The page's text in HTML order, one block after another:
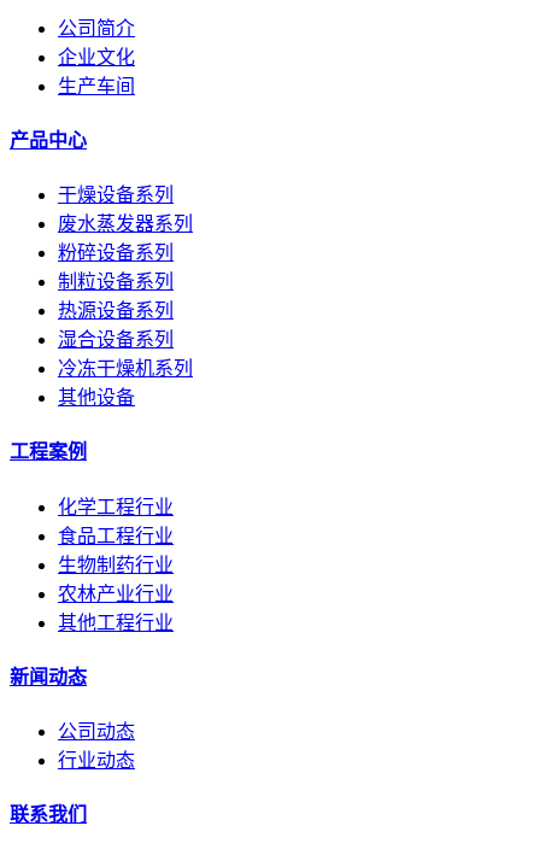
公司简介
企业文化
生产车间
产品中心
干燥设备系列
废水蒸发器系列
粉碎设备系列
制粒设备系列
热源设备系列
湿合设备系列
冷冻干燥机系列
其他设备
工程案例
化学工程行业
食品工程行业
生物制药行业
农林产业行业
其他工程行业
新闻动态
公司动态
行业动态
联系我们